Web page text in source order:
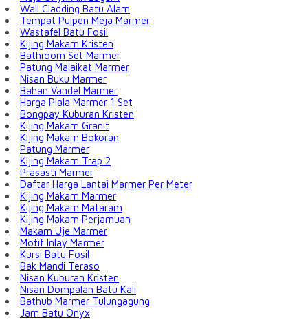
Wall Cladding Batu Alam
Tempat Pulpen Meja Marmer
Wastafel Batu Fosil
Kijing Makam Kristen
Bathroom Set Marmer
Patung Malaikat Marmer
Nisan Buku Marmer
Bahan Vandel Marmer
Harga Piala Marmer 1 Set
Bongpay Kuburan Kristen
Kijing Makam Granit
Kijing Makam Bokoran
Patung Marmer
Kijing Makam Trap 2
Prasasti Marmer
Daftar Harga Lantai Marmer Per Meter
Kijing Makam Marmer
Kijing Makam Mataram
Kijing Makam Perjamuan
Makam Uje Marmer
Motif Inlay Marmer
Kursi Batu Fosil
Bak Mandi Teraso
Nisan Kuburan Kristen
Nisan Dompalan Batu Kali
Bathub Marmer Tulungagung
Jam Batu Onyx